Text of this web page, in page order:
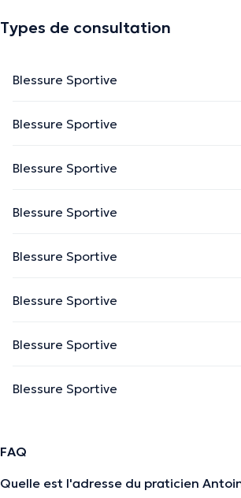
Types de consultation
Blessure Sportive
Blessure Sportive
Blessure Sportive
Blessure Sportive
Blessure Sportive
Blessure Sportive
Blessure Sportive
Blessure Sportive
FAQ
Quelle est l'adresse du praticien